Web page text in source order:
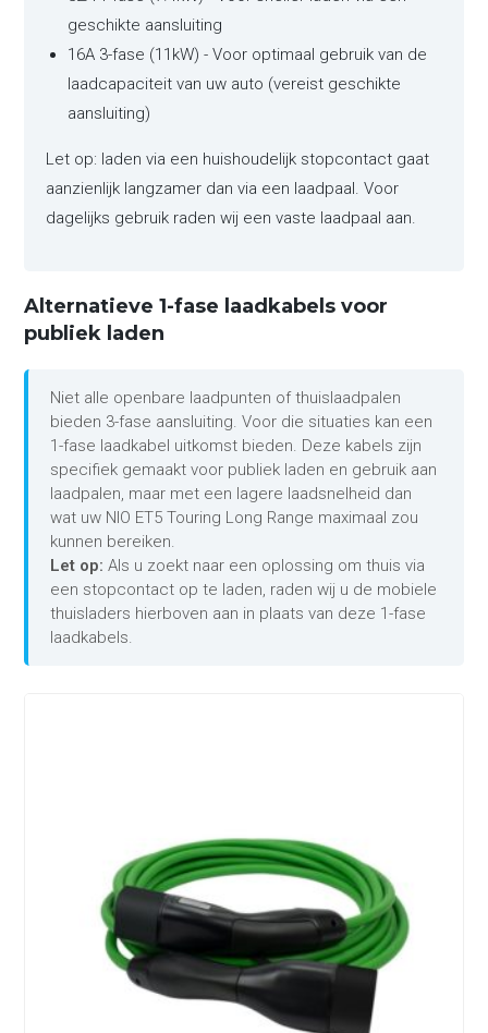
geschikte aansluiting
16A 3-fase (11kW) - Voor optimaal gebruik van de
laadcapaciteit van uw auto (vereist geschikte
aansluiting)
Let op: laden via een huishoudelijk stopcontact gaat
aanzienlijk langzamer dan via een laadpaal. Voor
dagelijks gebruik raden wij een vaste laadpaal aan.
Alternatieve 1-fase laadkabels voor
publiek laden
Niet alle openbare laadpunten of thuislaadpalen
bieden 3-fase aansluiting. Voor die situaties kan een
1-fase laadkabel uitkomst bieden. Deze kabels zijn
specifiek gemaakt voor publiek laden en gebruik aan
laadpalen, maar met een lagere laadsnelheid dan
wat uw NIO ET5 Touring Long Range maximaal zou
kunnen bereiken.
Let op: Als u zoekt naar een oplossing om thuis via
een stopcontact op te laden, raden wij u de mobiele
thuisladers hierboven aan in plaats van deze 1-fase
laadkabels.